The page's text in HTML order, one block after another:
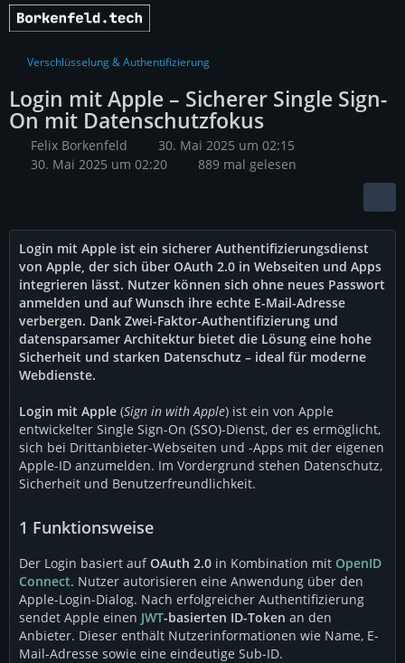
Verschlüsselung & Authentifizierung
Login mit Apple – Sicherer Single Sign-
On mit Datenschutzfokus
Felix Borkenfeld
30. Mai 2025 um 02:15
30. Mai 2025 um 02:20
889 mal gelesen
Login mit Apple ist ein sicherer Authentifizierungsdienst
von Apple, der sich über OAuth 2.0 in Webseiten und Apps
integrieren lässt. Nutzer können sich ohne neues Passwort
anmelden und auf Wunsch ihre echte E-Mail-Adresse
verbergen. Dank Zwei-Faktor-Authentifizierung und
datensparsamer Architektur bietet die Lösung eine hohe
Sicherheit und starken Datenschutz – ideal für moderne
Webdienste.
Login mit Apple (Sign in with Apple) ist ein von Apple
entwickelter Single Sign-On (SSO)-Dienst, der es ermöglicht,
sich bei Drittanbieter-Webseiten und -Apps mit der eigenen
Apple-ID anzumelden. Im Vordergrund stehen Datenschutz,
Sicherheit und Benutzerfreundlichkeit.
1 Funktionsweise
Der Login basiert aufOAuth 2.0 in Kombination mit OpenID
Connect. Nutzer autorisieren eine Anwendung über den
Apple-Login-Dialog. Nach erfolgreicher Authentifizierung
sendet Apple einen JWT-basierten ID-Token an den
Anbieter. Dieser enthält Nutzerinformationen wie Name, E-
Mail-Adresse sowie eine eindeutige Sub-ID.